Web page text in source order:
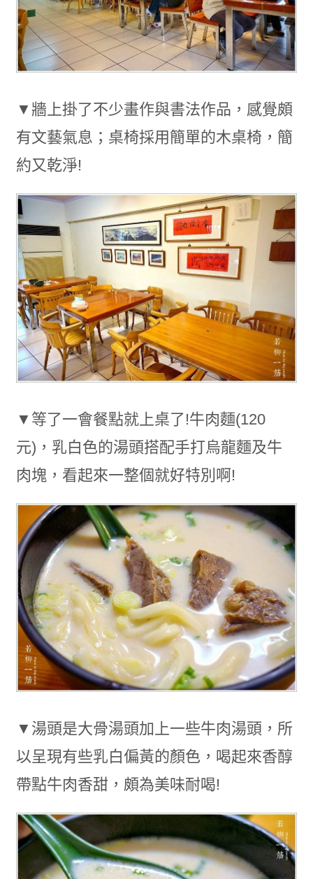
▼牆上掛了不少畫作與書法作品，感覺頗
有文藝氣息；桌椅採用簡單的木桌椅，簡
約又乾淨!
▼等了一會餐點就上桌了!牛肉麵(120
元)，乳白色的湯頭搭配手打烏龍麵及牛
肉塊，看起來一整個就好特別啊!
▼湯頭是大骨湯頭加上一些牛肉湯頭，所
以呈現有些乳白偏黃的顏色，喝起來香醇
帶點牛肉香甜，頗為美味耐喝!